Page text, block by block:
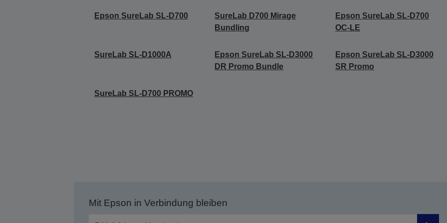
Epson SureLab SL-D700
SureLab D700 Mirage
Bundling
Epson SureLab SL-D700
OC-LE
SureLab SL-D1000A
Epson SureLab SL-D3000
DR Promo Bundle
Epson SureLab SL-D3000
SR Promo
SureLab SL-D700 PROMO
Mit Epson in Verbindung bleiben